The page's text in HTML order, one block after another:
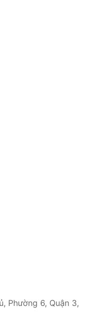
Phường 6, Quận 3,